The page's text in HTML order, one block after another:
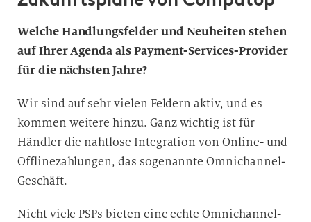
Welche Handlungsfelder und Neuheiten stehen
auf Ihrer Agenda als Payment-Services-Provider
für die nächsten Jahre?
Wir sind auf sehr vielen Feldern aktiv, und es
kommen weitere hinzu. Ganz wichtig ist für
Händler die nahtlose Integration von Online- und
Offlinezahlungen, das sogenannte Omnichannel-
Geschäft.
Nicht viele PSPs bieten eine echte Omnichannel-